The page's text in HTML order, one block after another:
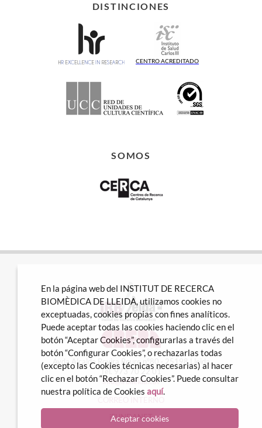
DISTINCIONES
CENTRO ACREDITADO
SOMOS
Avda Alcalde Rovira Roure nº80 · 25198 Lleida
Tel. 973 70 22 01
info@irblleida.cat
iFUNDANET
En la página web del INSTITUT DE RECERCA
BIOMÈDICA DE LLEIDA, utilizamos cookies no
exceptuadas, cookies propias con fines analíticos.
Puede aceptar todas las cookies haciendo clic en el
botón “Aceptar Cookies”, configurarlas a través del
botón “Configurar Cookies”, o rechazarlas todas
(excepto las Cookies técnicas necesarias) al hacer
clic en el botón “Rechazar Cookies”. Puede consultar
nuestra política de Cookies aquí.
Aceptar cookies